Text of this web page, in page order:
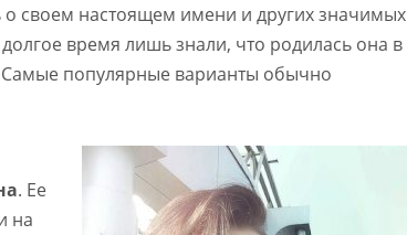
своем настоящем имени и других значимых
время лишь знали, что родилась она в
Самые популярные варианты обычно
. Ее
на